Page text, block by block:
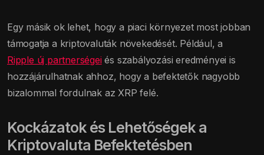
Egy másik ok lehet, hogy a piaci környezet most jobban
támogatja a kriptovaluták növekedését. Például, a
Ripple új partnerségeiés szabályozási eredményei is
hozzájárulhatnak ahhoz, hogy a befektetők nagyobb
bizalommal fordulnak az XRP felé.
Kockázatok és Lehetőségek a
Kriptovaluta Befektetésben